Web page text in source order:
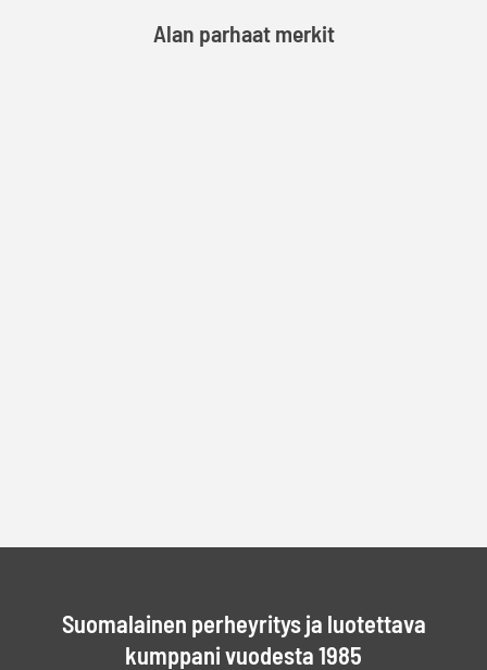
Alan parhaat merkit
Suomalainen perheyritys ja luotettava
kumppani vuodesta 1985